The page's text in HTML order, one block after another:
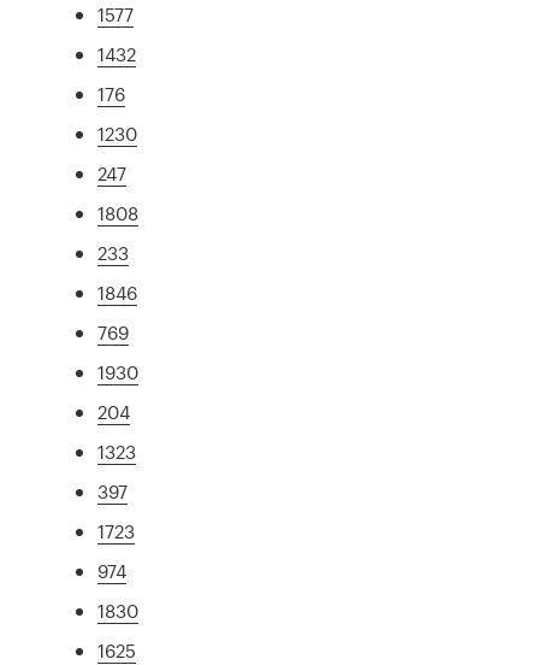
1577
1432
176
1230
247
1808
233
1846
769
1930
204
1323
397
1723
974
1830
1625